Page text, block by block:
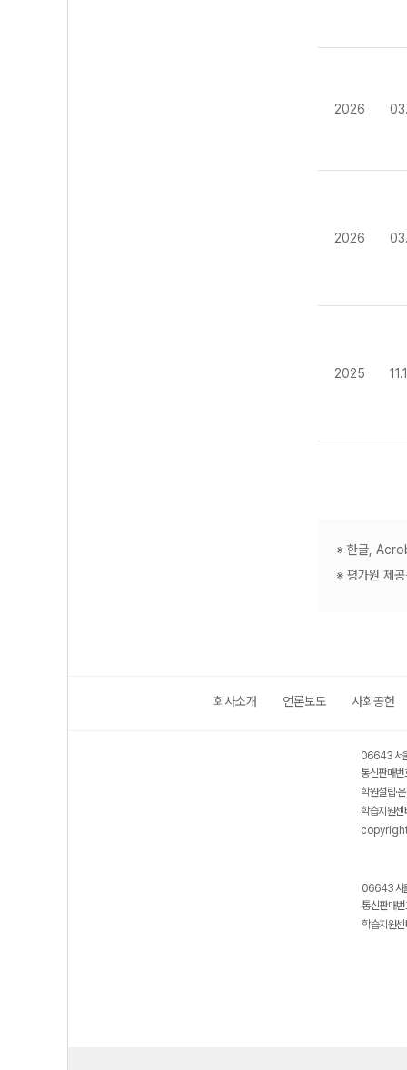
2026
2026
2025
※ 한글,
※ 평가원 제
회사소개 언론보도 사회공헌
06643 서
통신판매
학원설립·
학습지원
06643 서
통신판매
학습지원